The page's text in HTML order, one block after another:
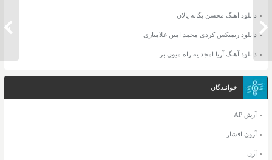
دانلود آهنگ مسعود جلیلیان و دانیال
دارابی دریا
دانلود آهنگ محسن یگانه یالان
دانلود ریمیکس کردی محمد امین غلامیاری
دانلود آهنگ آریا امجد یه راه میون بر
خوانندگان
آرش AP
آرون افشار
آرن